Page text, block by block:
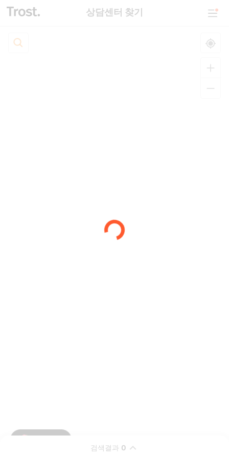
상담센터 찾기
검색결과 0